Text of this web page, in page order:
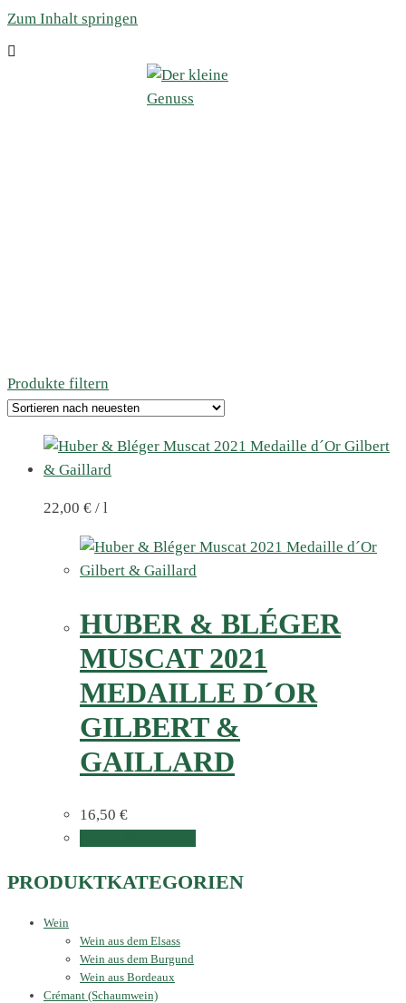
Zum Inhalt springen
Produkte filtern
22,00 € / l
HUBER & BLÉGER
MUSCAT 2021
MEDAILLE D´OR
GILBERT &
GAILLARD
16,50 €
PRODUKTKATEGORIEN
Wein
Wein aus dem Elsass
Wein aus dem Burgund
Wein aus Bordeaux
Crémant (Schaumwein)